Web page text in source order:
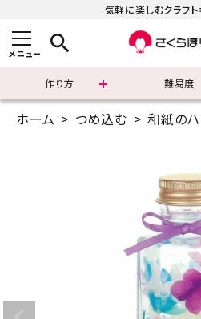
気軽に楽しむクラフ
メニュー search
作り方 難易度
まずはこちら
ホーム つめ込む 和紙の